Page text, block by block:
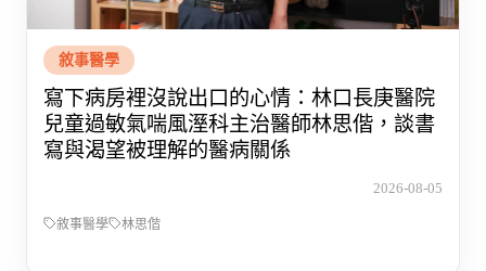
敘事醫學
寫下病房裡沒說出口的心情：林口長庚醫院
兒童過敏氣喘風溼科主治醫師林思偕，談書
寫與渴望被理解的醫病關係
2026-08-05
敘事醫學 林思偕